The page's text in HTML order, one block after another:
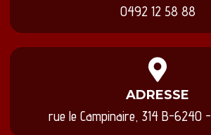
0492 12 58 88
ADRESSE
rue le Campinaire, 314 B-6240